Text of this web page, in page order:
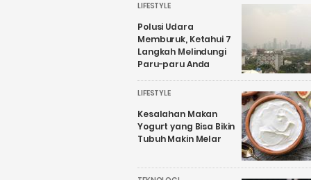
LIFESTYLE
Polusi Udara
Memburuk, Ketahui 7
Langkah Melindungi
Paru-paru Anda
LIFESTYLE
Kesalahan Makan
Yogurt yang Bisa Bikin
Tubuh Makin Melar